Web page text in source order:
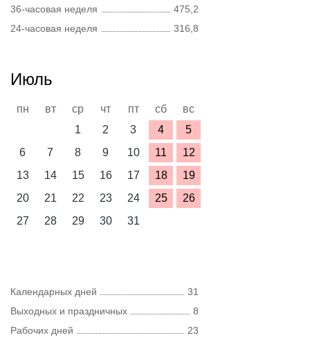
36-часовая неделя
475,2
24-часовая неделя
316,8
Июль
пн вт ср чт пт сб
вс
1
2 3 4
5
6
7 8 9 10 11
12
13
14 15 16 17 18
19
20
21 22 23 24 25
26
27
28 29 30 31
Календарных дней
31
Выходных и праздничных
8
Рабочих дней
23